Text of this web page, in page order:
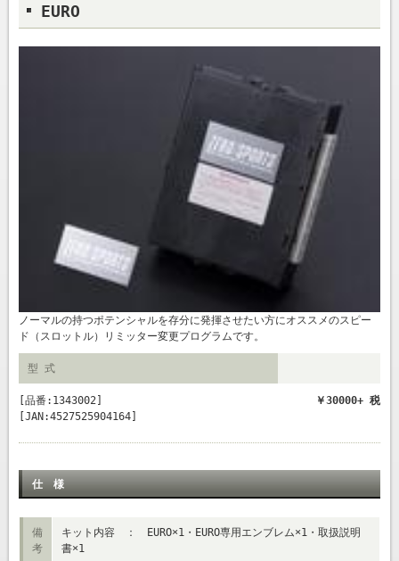
EURO
ノーマルの持つポテンシャルを存分に発揮させたい方にオススメのスピー
ド（スロットル）リミッター変更プログラムです。
型 式
[品番:1343002]
￥30000+ 税
[JAN:4527525904164]
仕 様
備
考
キット内容 ： EURO×1・EURO専用エンブレム×1・取扱説明
書×1